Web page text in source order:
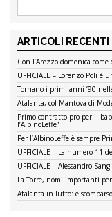
ARTICOLI RECENTI
Con l’Arezzo domenica
UFFICIALE – Lorenzo Poli è
Tornano i primi anni ’90
Atalanta, col Mantova di
Primo contratto pro per il
l’AlbinoLeffe”
Per l’AlbinoLeffe è sempre
UFFICIALE – La numero 11
UFFICIALE – Alessandro
La Torre, nomi importanti
Atalanta in lutto: è